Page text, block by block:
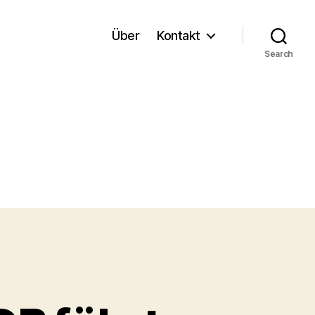
Über Kontakt
Search